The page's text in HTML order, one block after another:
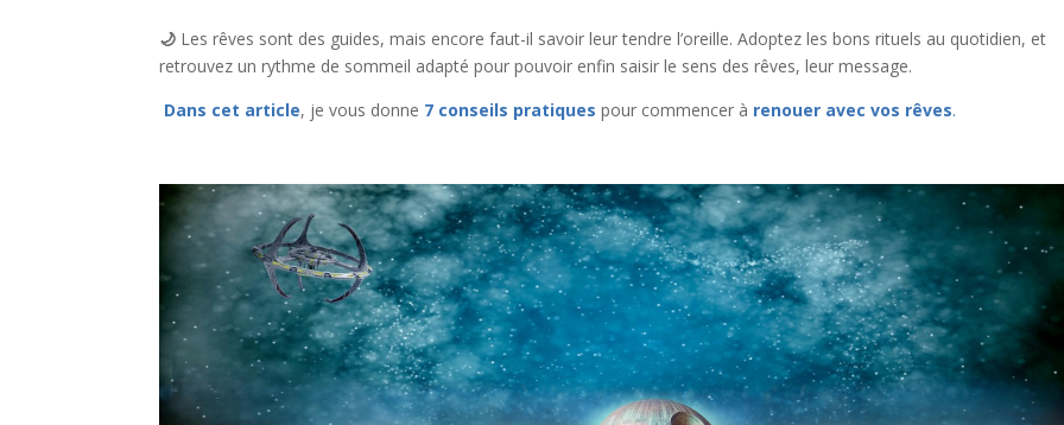
🌙 Les rêves sont des guides, mais encore faut-il savoir leur tendre l’oreille. Adoptez les bons rituels au quotidien, et
retrouvez un rythme de sommeil adapté pour pouvoir enfin saisir le sens des rêves, leur message.
Dans cet article, je vous donne 7 conseils pratiques pour commencer à renouer avec vos rêves.